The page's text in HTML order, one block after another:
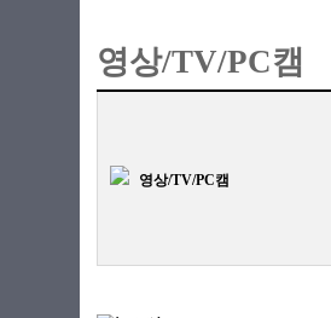
영상/TV/PC캠
영상/TV/PC캠